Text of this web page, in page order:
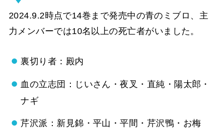
2024.9.2時点で14巻まで発売中の青のミブロ、主
力メンバーでは10名以上の死亡者がいました。
裏切り者：殿内
血の立志団：じいさん・夜叉・直純・陽太郎・
ナギ
芹沢派：新見錦・平山・平間・芹沢鴨・お梅